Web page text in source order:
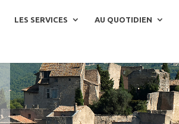
LES SERVICES AU QUOTIDIEN